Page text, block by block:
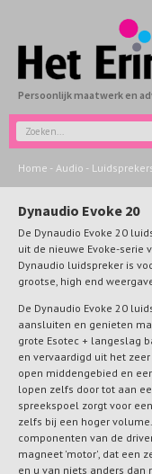
Persoonlijk maatwerk en
Home - Audio -
Dynaudio Evoke 20
De Dynaudio Evoke 20
uit de nieuwe Evoke-serie
Dynaudio luidspreker is
grootse, high end
De Dynaudio Evoke 20
aansluiten en genieten
grote Esotec + langeslag
en vervaardigd uit het
open middengebied en
lopen zelfs door tot aan
spreekspoel zorgt voor
zelfs bij een hoger
componenten van de
magneet 'motor', dat een
en u van niets anders dan